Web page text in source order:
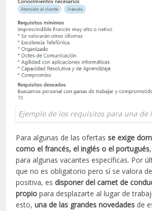
Ejemplo de los requisitos para una de
Para algunas de las ofertasse exige
como el francés, el inglés o el portugués
para algunas vacantes específicas. Por
que no es obligatorio pero sí se valora
positiva, esdisponer del carnet de
propio para desplazarte al lugar de
esto, una de las grandes novedades de